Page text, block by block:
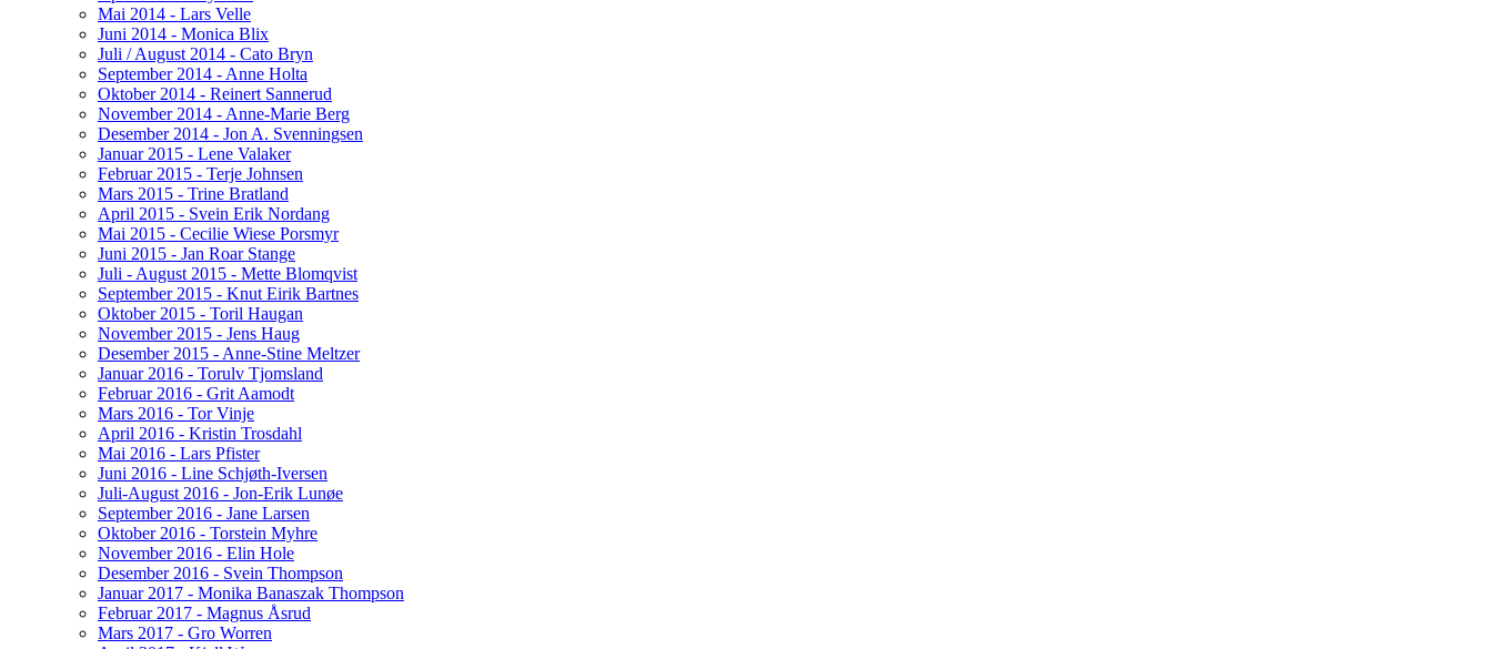
Mai 2014 - Lars Velle
Juni 2014 - Monica Blix
Juli / August 2014 - Cato Bryn
September 2014 - Anne Holta
Oktober 2014 - Reinert Sannerud
November 2014 - Anne-Marie Berg
Desember 2014 - Jon A. Svenningsen
Januar 2015 - Lene Valaker
Februar 2015 - Terje Johnsen
Mars 2015 - Trine Bratland
April 2015 - Svein Erik Nordang
Mai 2015 - Cecilie Wiese Porsmyr
Juni 2015 - Jan Roar Stange
Juli - August 2015 - Mette Blomqvist
September 2015 - Knut Eirik Bartnes
Oktober 2015 - Toril Haugan
November 2015 - Jens Haug
Desember 2015 - Anne-Stine Meltzer
Januar 2016 - Torulv Tjomsland
Februar 2016 - Grit Aamodt
Mars 2016 - Tor Vinje
April 2016 - Kristin Trosdahl
Mai 2016 - Lars Pfister
Juni 2016 - Line Schjøth-Iversen
Juli-August 2016 - Jon-Erik Lunøe
September 2016 - Jane Larsen
Oktober 2016 - Torstein Myhre
November 2016 - Elin Hole
Desember 2016 - Svein Thompson
Januar 2017 - Monika Banaszak Thompson
Februar 2017 - Magnus Åsrud
Mars 2017 - Gro Worren